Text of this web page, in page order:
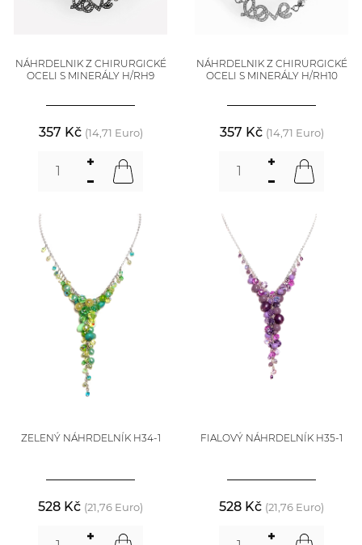
NÁHRDELNIK Z CHIRURGICKÉ
OCELI S MINERÁLY H/RH9
357 Kč (14,71 Euro)
NÁHRDELNIK Z CHIRURGICKÉ
OCELI S MINERÁLY H/RH10
357 Kč (14,71 Euro)
ZELENÝ NÁHRDELNÍK H34-1
528 Kč (21,76 Euro)
FIALOVÝ NÁHRDELNÍK H35-1
528 Kč (21,76 Euro)